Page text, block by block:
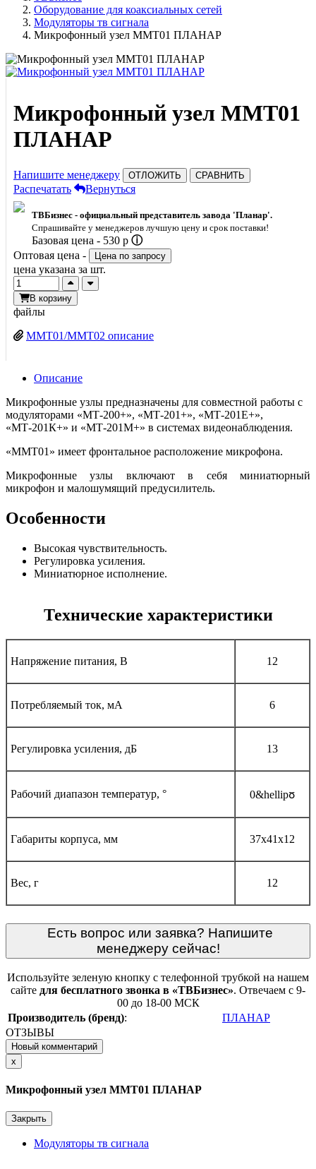
Оборудование для коаксиальных сетей
Модуляторы тв сигнала
Микрофонный узел ММТ01 ПЛАНАР
Микрофонный узел ММТ01
ПЛАНАР
Напишите менеджеру ОТЛОЖИТЬ СРАВНИТЬ
Распечатать Вернуться
ТВБизнес - официальный представитель завода 'Планар'.
Спрашивайте у менеджеров лучшую цену и срок поставки!
Базовая цена - 530 p ⓘ
Оптовая цена -
Цена по запросу
цена указана за шт.
В корзину
файлы
MMT01/MMT02 описание
Описание
Микрофонные узлы предназначены для совместной работы с
модуляторами «МТ-200+», «МТ-201+», «МТ-201Е+»,
«МТ-201К+» и «МТ-201М+» в системах видеонаблюдения.
«ММТ01» имеет фронтальное расположение микрофона.
Микрофонные узлы включают в себя миниатюрный
микрофон и малошумящий предусилитель.
Особенности
Высокая чувствительность.
Регулировка усиления.
Миниатюрное исполнение.
Технические характеристики
Напряжение питания, В 12
Потребляемый ток, мА 6
Регулировка усиления, дБ 13
Рабочий диапазон температур, ° 0&hellipჾ
Габариты корпуса, мм 37х41х12
Вес, г 12
менеджеру сейчас!
Используйте зеленую кнопку с телефонной трубкой на нашем
сайте для бесплатного звонка в «ТВБизнес». Отвечаем с 9-
00 до 18-00 МСК
Производитель (бренд):
ПЛАНАР
ОТЗЫВЫ
Новый комментарий
x
Микрофонный узел ММТ01 ПЛАНАР
Закрыть
Модуляторы тв сигнала